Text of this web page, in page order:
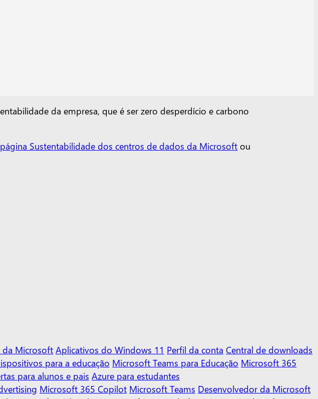
da empresa, que é ser zero desperdício e carbono
página Sustentabilidade dos centros de dados da Microsoft ou
da Microsoft Aplicativos do Windows 11 Perfil da conta Central de downloads
para a educação Microsoft Teams para Educação Microsoft 365
para alunos e pais Azure para estudantes
Microsoft 365 Copilot Microsoft Teams Desenvolvedor da Microsoft